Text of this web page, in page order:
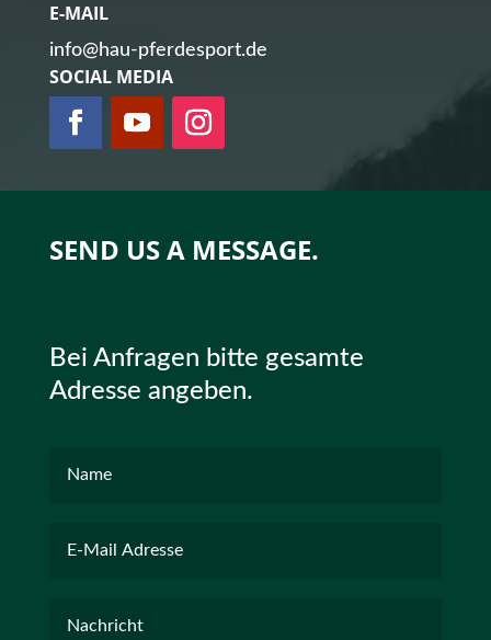
E-MAIL
info@hau-pferdesport.de
SOCIAL MEDIA
SEND US A MESSAGE.
Bei Anfragen bitte gesamte
Adresse angeben.